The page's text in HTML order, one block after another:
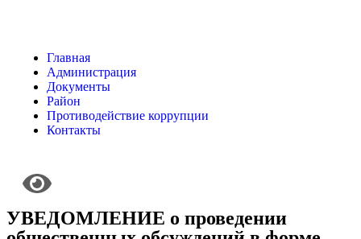
Главная
Администрация
Документы
Район
Противодействие коррупции
Контакты
УВЕДОМЛЕНИЕ о проведении